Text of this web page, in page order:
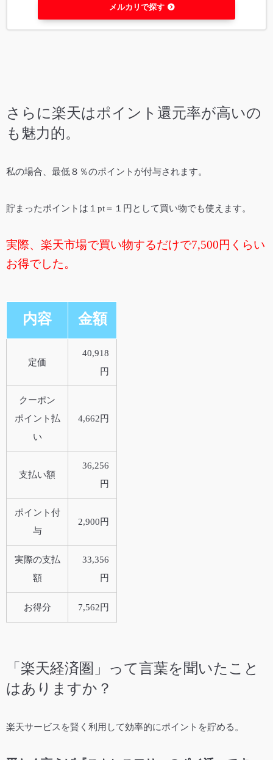
メルカリで探す
さらに楽天はポイント還元率が高いの
も魅力的。
私の場合、最低８％のポイントが付与されます。
貯まったポイントは１pt＝１円として買い物でも使えます。
実際、楽天市場で買い物するだけで7,500円くらい
お得でした。
内容 金額
定価
40,918
円
クーポン
ポイント払
い
4,662円
支払い額
36,256
円
ポイント付
与
2,900円
実際の支払
額
33,356
円
お得分 7,562円
「楽天経済圏」って言葉を聞いたこと
はありますか？
楽天サービスを賢く利用して効率的にポイントを貯める。